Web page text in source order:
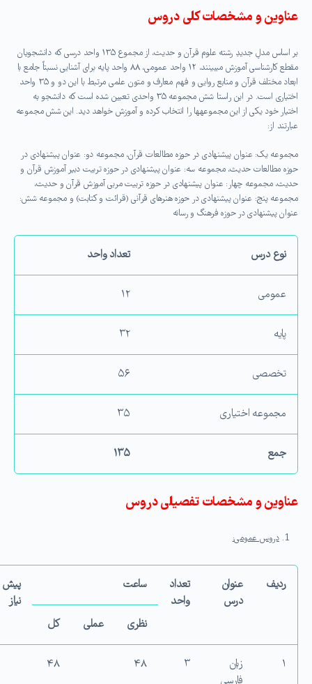
عناوین و مشخصات کلی دروس
بر اساس مدلِ جدیدِ رشته علوم قرآن و حدیث، از مجموع ۱۳۵ واحد درسی که دانشجویان
مقطع کارشناسی آموزش می‏بینند، ۱۲ واحد عمومی، ۸۸ واحد پایه برای آشنایی نسبتاً جامع با
ابعاد مختلف قرآن و منابع روایی و فهم معارف و متون علمی مرتبط با این دو و ۳۵ واحد
اختیاری است. در این راستا شش مجموعه ۳۵ واحدی تعیین شده است که دانشجو به
اختیار خود یکی از این مجموعه‏ها را انتخاب کرده و آموزش خواهد دید. این شش مجموعه
عبارتند از:
مجموعه یک: عنوان پیشنهادی در حوزه مطالعات قرآن، مجموعه دو: عنوان پیشنهادی در
حوزه مطالعات حدیث، مجموعه سه: عنوان پیشنهادی در حوزه تربیت دبیر آموزش قرآن و
حدیث، مجموعه چهار: عنوان پیشنهادی در حوزه تربیت مربی آموزش قرآن و حدیث،
مجموعه پنج: عنوان پیشنهادی در حوزه هنرهای قرآنی (قرائت و کتابت) و مجموعه شش:
عنوان پیشنهادی در حوزه فرهنگ و رسانه
نوع درس تعداد واحد
عمومی ۱۲
پایه ۳۲
تخصصی ۵۶
مجموعه اختیاری ۳۵
جمع ۱۳۵
عناوین و مشخصات تفصیلی دروس
دروس عمومی:
ردیف
عنوان
درس
تعداد
واحد
ساعت
پیش
نیاز
نظری
عملی کل
۱
زبان
۳ ۴۸ ۴۸